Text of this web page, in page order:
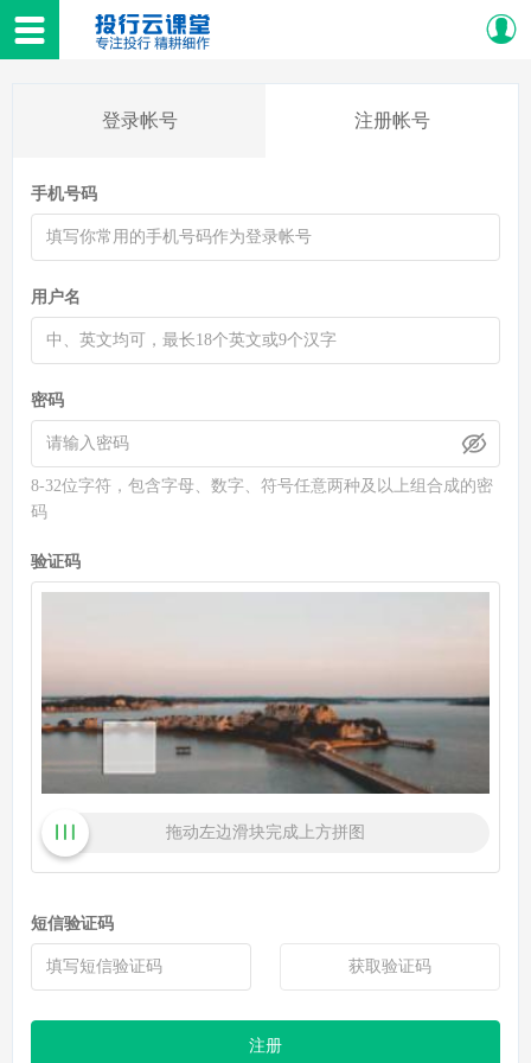
登录帐号 注册帐号
手机号码
用户名
密码
8-32位字符，包含字母、数字、符号任意两种及以上组合成的密
码
验证码
拖动左边滑块完成上方拼图
短信验证码
获取验证码
注册